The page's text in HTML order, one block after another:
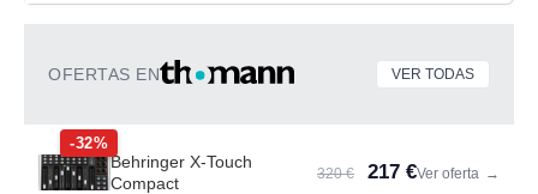
OFERTAS EN VER TODAS
-32%
Behringer X-Touch
Compact
320 € 217 €Ver oferta →